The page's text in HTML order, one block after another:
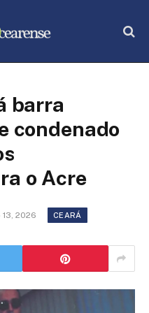
barra
condenado
o Acre
13, 2026 CEARÁ